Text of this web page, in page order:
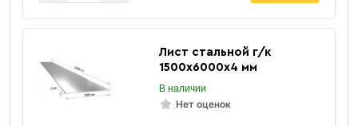
Лист стальной г/к
1500х6000х4 мм
В наличии
Нет оценок